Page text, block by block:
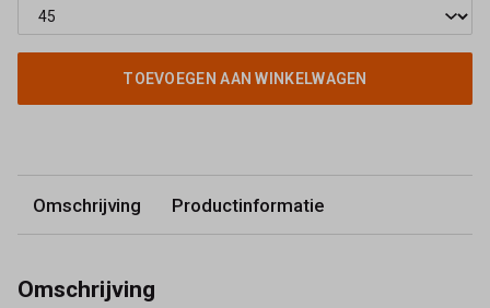
TOEVOEGEN AAN WINKELWAGEN
Omschrijving Productinformatie
Omschrijving